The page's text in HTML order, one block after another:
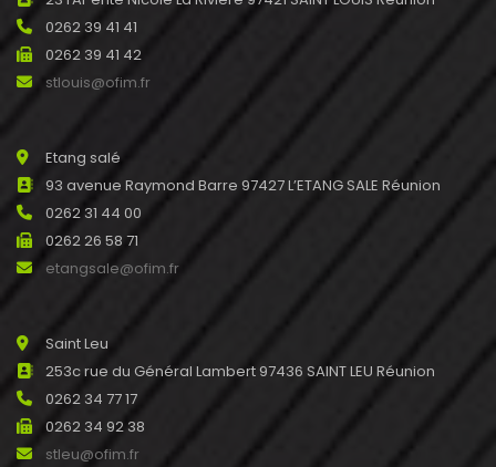
0262 39 41 41
0262 39 41 42
stlouis@ofim.fr
Etang salé
93 avenue Raymond Barre 97427 L’ETANG SALE Réunion
0262 31 44 00
0262 26 58 71
etangsale@ofim.fr
Saint Leu
253c rue du Général Lambert 97436 SAINT LEU Réunion
0262 34 77 17
0262 34 92 38
stleu@ofim.fr